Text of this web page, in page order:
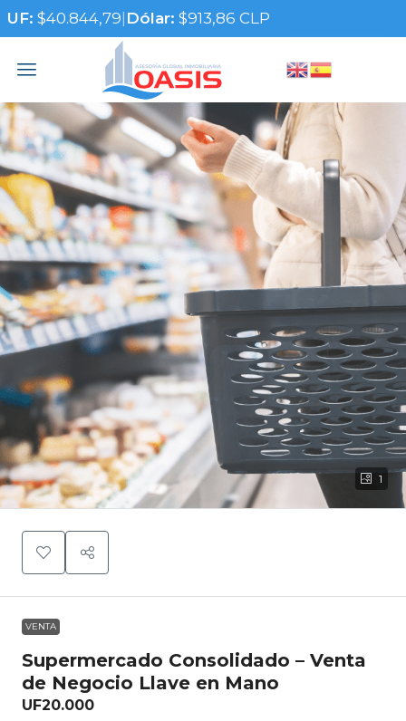
UF: $40.844,79 Dólar: $913,86 CLP
1
VENTA
Supermercado Consolidado – Venta
de Negocio Llave en Mano
UF20.000